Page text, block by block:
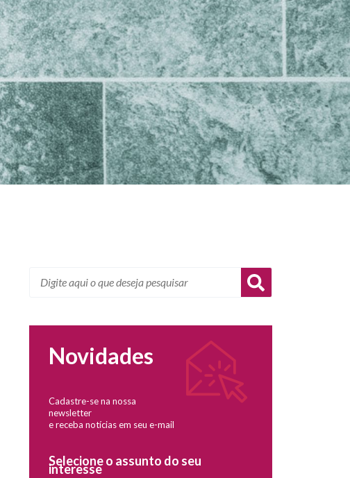
Novidades
Cadastre-se na nossa
newsletter
e receba notícias em seu e-mail
Selecione o assunto do seu
interesse